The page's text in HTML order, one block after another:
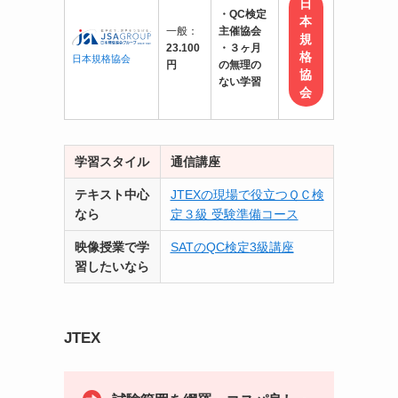
日本規格協会
一般：
23.100
円
・QC検定
主催協会
・３ヶ月
の無理の
ない学習
日
本
規
格
協
会
学習スタイル 通信講座
テキスト中心
なら
JTEXの現場で役立つＱＣ検
定３級 受験準備コース
映像授業で学
習したいなら
SATのQC検定3級講座
JTEX